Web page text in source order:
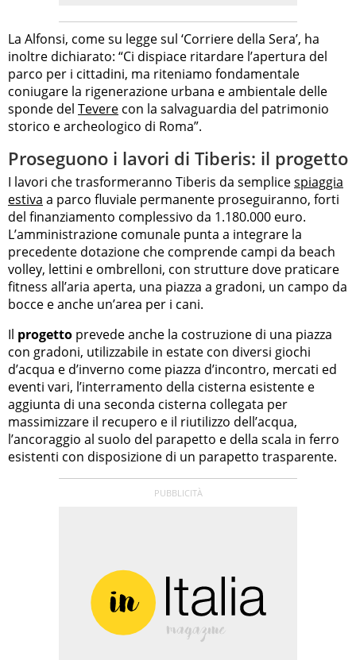
La Alfonsi, come su legge sul ‘Corriere della Sera’, ha
inoltre dichiarato: “Ci dispiace ritardare l’apertura del
parco per i cittadini, ma riteniamo fondamentale
coniugare la rigenerazione urbana e ambientale delle
sponde del Tevere con la salvaguardia del patrimonio
storico e archeologico di Roma”.
Proseguono i lavori di Tiberis: il progetto
I lavori che trasformeranno Tiberis da semplicespiaggia
estiva a parco fluviale permanente proseguiranno, forti
del finanziamento complessivo da 1.180.000 euro.
L’amministrazione comunale punta a integrare la
precedente dotazione che comprende campi da beach
volley, lettini e ombrelloni, con strutture dove praticare
fitness all’aria aperta, una piazza a gradoni, un campo da
bocce e anche un’area per i cani.
Il progetto prevede anche la costruzione di una piazza
con gradoni, utilizzabile in estate con diversi giochi
d’acqua e d’inverno come piazza d’incontro, mercati ed
eventi vari, l’interramento della cisterna esistente e
aggiunta di una seconda cisterna collegata per
massimizzare il recupero e il riutilizzo dell’acqua,
l’ancoraggio al suolo del parapetto e della scala in ferro
esistenti con disposizione di un parapetto trasparente.